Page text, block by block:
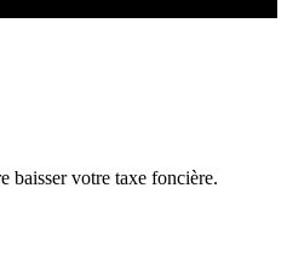
baisser votre taxe foncière.